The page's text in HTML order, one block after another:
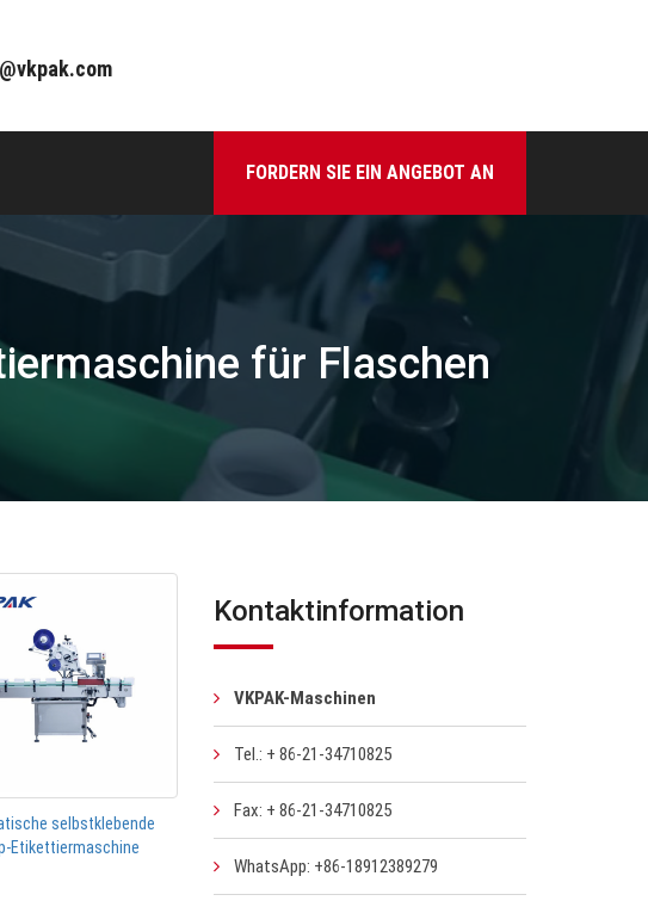
FORDERN SIE EIN ANGEBOT AN
für Flaschen
selbstklebende
Etikettiermaschine
Kontaktinformation
VKPAK-Maschinen
Tel.: + 86-21-34710825
Fax: + 86-21-34710825
WhatsApp: +86-18912389279